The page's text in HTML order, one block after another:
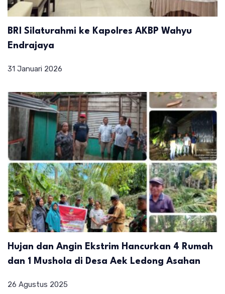
BRI Silaturahmi ke Kapolres AKBP Wahyu
Endrajaya
31 Januari 2026
Hujan dan Angin Ekstrim Hancurkan 4 Rumah
dan 1 Mushola di Desa Aek Ledong Asahan
26 Agustus 2025